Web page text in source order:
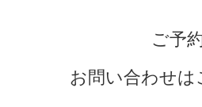
ご予
お問い合わせは